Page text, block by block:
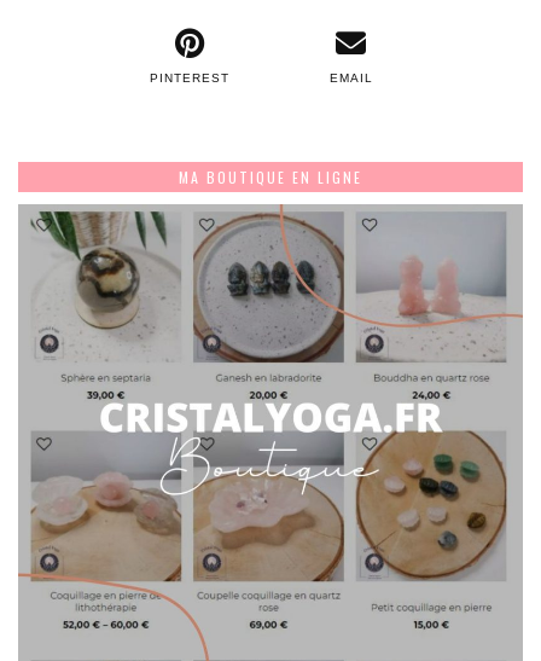
PINTEREST EMAIL
MA BOUTIQUE EN LIGNE